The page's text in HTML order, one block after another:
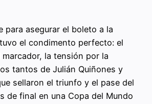
para asegurar el boleto a la
el condimento perfecto: el
la tensión por la
tantos de Julián Quiñones y
sellaron el triunfo y el pase del
de final en una Copa del Mundo